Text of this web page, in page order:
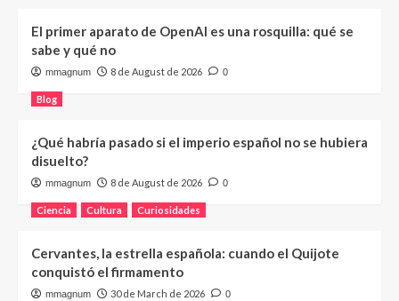
El primer aparato de OpenAI es una rosquilla: qué se
sabe y qué no
mmagnum 8 de August de 2026 0
Blog
¿Qué habría pasado si el imperio español no se hubiera
disuelto?
mmagnum 8 de August de 2026 0
Ciencia Cultura Curiosidades
Cervantes, la estrella española: cuando el Quijote
conquistó el firmamento
mmagnum 30 de March de 2026 0